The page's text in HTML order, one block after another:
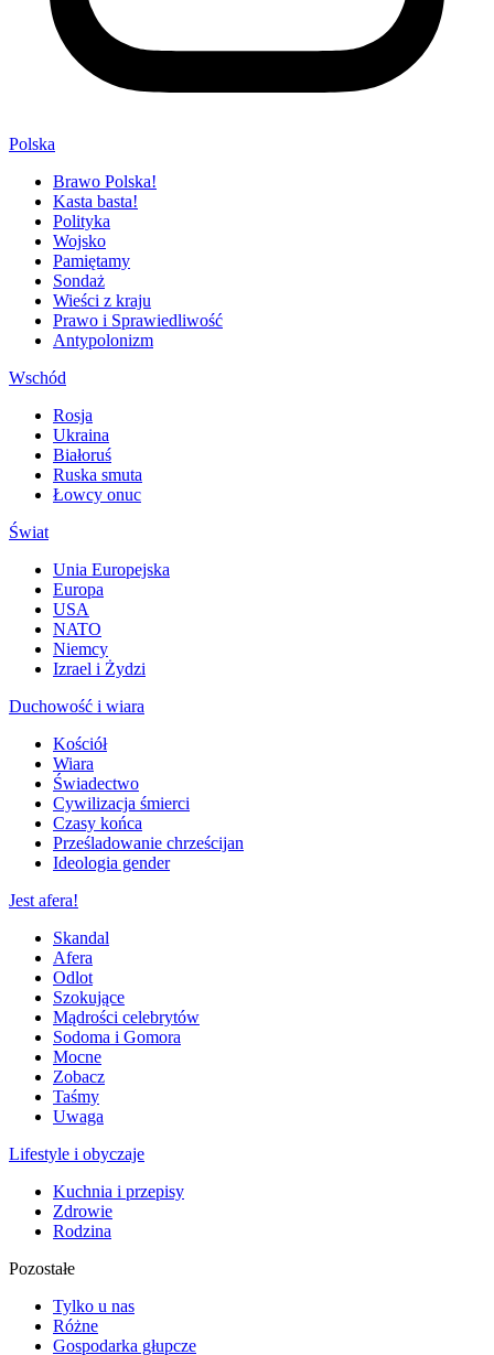
Polska
Brawo Polska!
Kasta basta!
Polityka
Wojsko
Pamiętamy
Sondaż
Wieści z kraju
Prawo i Sprawiedliwość
Antypolonizm
Wschód
Rosja
Ukraina
Białoruś
Ruska smuta
Łowcy onuc
Świat
Unia Europejska
Europa
USA
NATO
Niemcy
Izrael i Żydzi
Duchowość i wiara
Kościół
Wiara
Świadectwo
Cywilizacja śmierci
Czasy końca
Prześladowanie chrześcijan
Ideologia gender
Jest afera!
Skandal
Afera
Odlot
Szokujące
Mądrości celebrytów
Sodoma i Gomora
Mocne
Zobacz
Taśmy
Uwaga
Lifestyle i obyczaje
Kuchnia i przepisy
Zdrowie
Rodzina
Pozostałe
Tylko u nas
Różne
Gospodarka głupcze